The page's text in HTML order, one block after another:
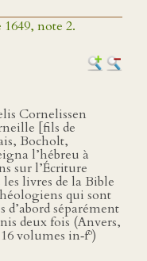
note 2.
Cornelissen
[fils de
Bocholt,
l’hébreu à
sur l’Écriture
les livres de la Bible
qui sont
séparément
deux fois (Anvers,
volumes in‑fo)